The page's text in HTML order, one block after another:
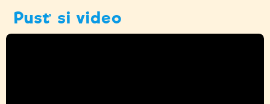
Pusť si video